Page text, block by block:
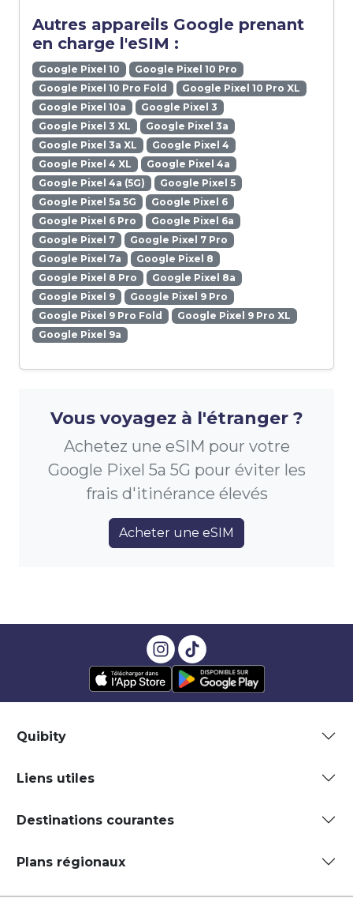
Autres appareils Google prenant
en charge l'eSIM :
Google Pixel 10
Google Pixel 10 Pro
Google Pixel 10 Pro Fold
Google Pixel 10 Pro XL
Google Pixel 10a
Google Pixel 3
Google Pixel 3 XL
Google Pixel 3a
Google Pixel 3a XL
Google Pixel 4
Google Pixel 4 XL
Google Pixel 4a
Google Pixel 4a (5G)
Google Pixel 5
Google Pixel 5a 5G
Google Pixel 6
Google Pixel 6 Pro
Google Pixel 6a
Google Pixel 7
Google Pixel 7 Pro
Google Pixel 7a
Google Pixel 8
Google Pixel 8 Pro
Google Pixel 8a
Google Pixel 9
Google Pixel 9 Pro
Google Pixel 9 Pro Fold
Google Pixel 9 Pro XL
Google Pixel 9a
Vous voyagez à l'étranger ?
Achetez une eSIM pour votre
Google Pixel 5a 5G pour éviter les
frais d'itinérance élevés
Acheter une eSIM
Quibity
Liens utiles
Destinations courantes
Plans régionaux